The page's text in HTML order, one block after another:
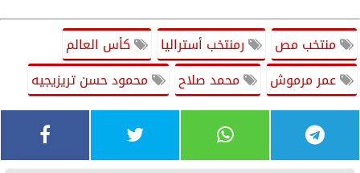
منتخب مص رمنتخب أستراليا
كأس العالم
عمر مرموش
محمد صلاح محمود حسن تريزيجيه